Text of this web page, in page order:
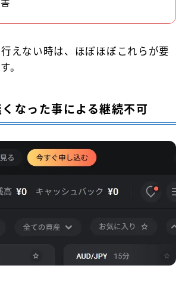
えない時は、ほぼほぼこれらが要
。
なった事による継続不可